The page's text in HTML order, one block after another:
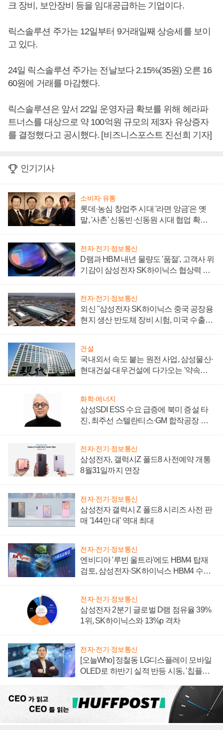
크 장비, 보안장비 등을 임대공급하는 기업이다.
릭스솔루션 주가는 12일부터 9거래일째 상승세를 보이
고 있다.
24일 릭스솔루션 주가는 전날보다 2.15%(35원) 오른 16
60원에 거래를 마감했다.
릭스솔루션은 앞서 22일 운영자금 확보를 위해 헤라파
트너스를 대상으로 약 100억원 규모의 제3자 유상증자
를 결정했다고 공시했다. [비즈니스포스트 진선희 기자]
인기기사
소비자·유통
롯데·농심 창업주 시대 '라면 앙금'은 옛
말, '사촌' 신동빈·신동원 시대 협업 확대
전자·전기·정보통신
D램과 HBM 내년 물량도 '품절', 고객사 위
기감이 삼성전자 SK하이닉스 협상력 더
전자·전기·정보통신
외신 "삼성전자 SK하이닉스 중국 공장용
현지 생산 반도체 장비 시험, 미국 수출통
건설
국내외서 속도 붙는 원전 사업, 삼성물산·
현대건설·대우건설에 다가오는 '약속의
화학·에너지
삼성SDI ESS 수요 급증에 북미 증설 타
진, 최주선 스텔란티스·GM 합작공장 건
전자·전기·정보통신
삼성전자, 갤럭시Z 폴드8 사전예약 개통
8월31일까지 연장
전자·전기·정보통신
삼성전자 갤럭시 Z 폴드8 시리즈 사전 판
매 '144만 대' 역대 최대
전자·전기·정보통신
엔비디아 '루빈 울트라'에도 HBM4 탑재
검토, 삼성전자·SK하이닉스 HBM4 수율
전자·전기·정보통신
삼성전자 2분기 글로벌 D램 점유율 39%
1위, SK하이닉스와 13%p 격차
전자·전기·정보통신
[오늘Who] 정철동 LG디스플레이 모바일
OLED로 하반기 실적 반등 시동, '칩플레